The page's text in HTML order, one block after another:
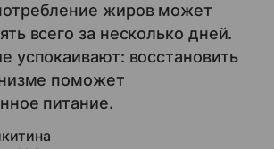
жиров может
всего за несколько дней.
успокаивают: восстановить
поможет
питание.